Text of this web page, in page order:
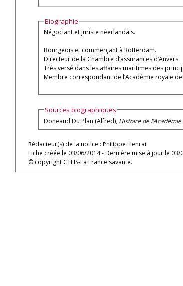
Biographie
Négociant et juriste néerlandais.
Bourgeois et commerçant à Rotterdam.
Directeur de la Chambre d’assurances d’Anvers
Très versé dans les affaires maritimes des
Membre correspondant de l’Académie royale
Sources biographiques
Doneaud Du Plan (Alfred), Histoire de
Rédacteur(s) de la notice : Philippe Henrat
Fiche créée le 03/06/2014 - Dernière mise à jour le 03/
© copyright CTHS-La France savante.